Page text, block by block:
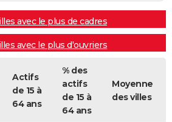
avec le plus de cadres
avec le plus d'ouvriers
Actifs
de 15 à
64 ans
% des
actifs
de 15 à
64 ans
Moyenne
des villes